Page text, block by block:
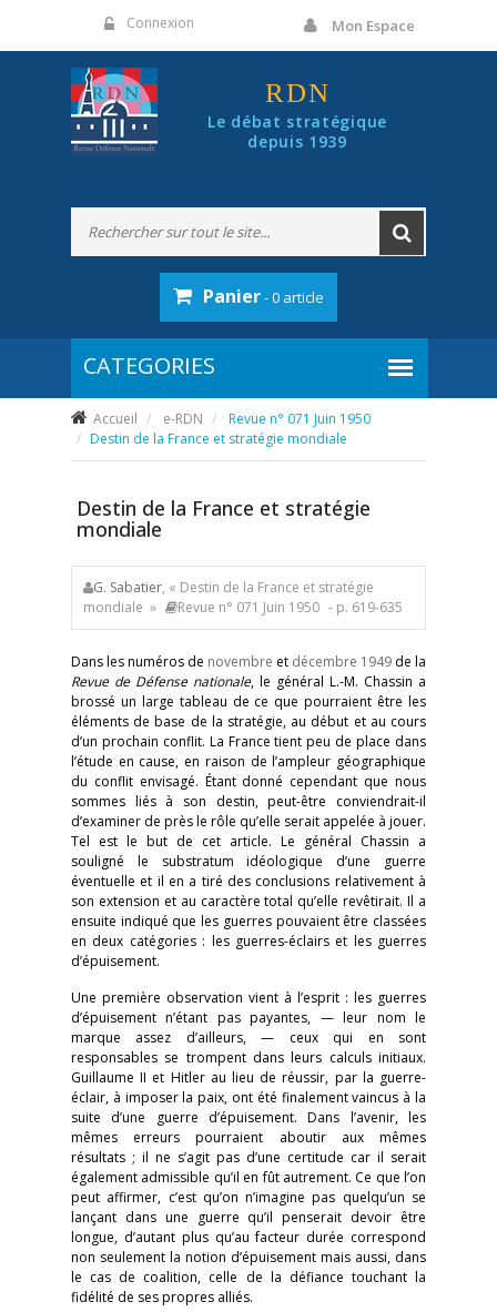
Connexion Mon Espace
RDN
Le débat stratégique
depuis 1939
Panier- 0 article
Accueil e-RDN
Revue n° 071 Juin 1950
Destin de la France et stratégie mondiale
Destin de la France et stratégie
mondiale
G. Sabatier, « Destin de la France et stratégie
mondiale »
Revue n° 071 Juin 1950 - p. 619-635
Dans les numéros de novembre et décembre 1949 de la
Revue de Défense nationale, le général L.-M. Chassin a
brossé un large tableau de ce que pourraient être les
éléments de base de la stratégie, au début et au cours
d’un prochain conflit. La France tient peu de place dans
l’étude en cause, en raison de l’ampleur géographique
du conflit envisagé. Étant donné cependant que nous
sommes liés à son destin, peut-être conviendrait-il
d’examiner de près le rôle qu’elle serait appelée à jouer.
Tel est le but de cet article. Le général Chassin a
souligné le substratum idéologique d’une guerre
éventuelle et il en a tiré des conclusions relativement à
son extension et au caractère total qu’elle revêtirait. Il a
ensuite indiqué que les guerres pouvaient être classées
en deux catégories : les guerres-éclairs et les guerres
d’épuisement.
Une première observation vient à l’esprit : les guerres
d’épuisement n’étant pas payantes, — leur nom le
marque assez d’ailleurs, — ceux qui en sont
responsables se trompent dans leurs calculs initiaux.
Guillaume II et Hitler au lieu de réussir, par la guerre-
éclair, à imposer la paix, ont été finalement vaincus à la
suite d’une guerre d’épuisement. Dans l’avenir, les
mêmes erreurs pourraient aboutir aux mêmes
résultats ; il ne s’agit pas d’une certitude car il serait
également admissible qu’il en fût autrement. Ce que l’on
peut affirmer, c’est qu’on n’imagine pas quelqu’un se
lançant dans une guerre qu’il penserait devoir être
longue, d’autant plus qu’au facteur durée correspond
non seulement la notion d’épuisement mais aussi, dans
le cas de coalition, celle de la défiance touchant la
fidélité de ses propres alliés.